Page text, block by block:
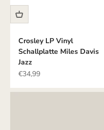
Crosley LP Vinyl
Schallplatte Miles Davis
Jazz
Angebot
€34,99